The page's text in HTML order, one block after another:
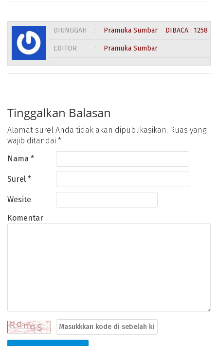
DIUNGGAH : Pramuka Sumbar DIBACA : 1258
EDITOR : Pramuka Sumbar
Tinggalkan Balasan
Alamat surel Anda tidak akan dipublikasikan. Ruas yang
wajib ditandai *
Nama *
Surel *
Wesite
Komentar